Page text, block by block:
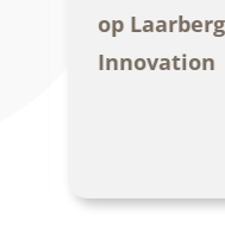
op
Innovation